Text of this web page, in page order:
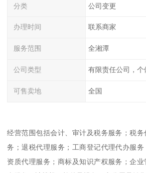
分类 公司变更
办理时间 联系商家
服务范围 全湘潭
公司类型
可售卖地 全国
经营范围包括会计、审计及税务服务；税
务；退税代理服务；工商登记代理代办服
资质代理服务；商标及知识产权服务；企